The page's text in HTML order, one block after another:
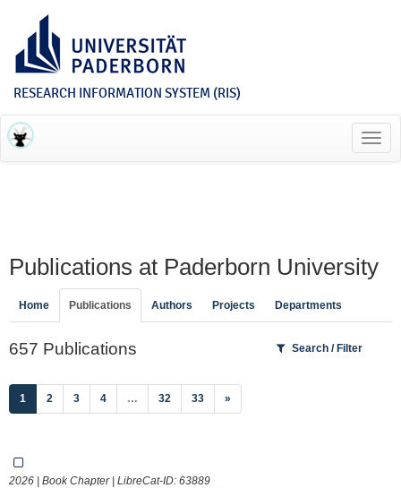
RESEARCH INFORMATION SYSTEM (RIS)
Publications at Paderborn University
Home Publications Authors Projects Departments
657 Publications Search / Filter
1 (current)
2 3 4 … 32 33 »
2026 | Book Chapter | LibreCat-ID: 63889